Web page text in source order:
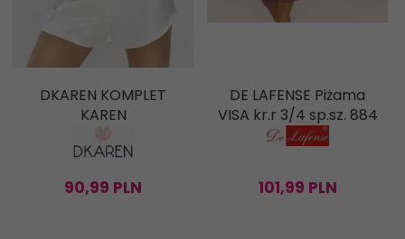
DKAREN KOMPLET
KAREN
90,99 PLN
DE LAFENSE Piżama
VISA kr.r 3/4 sp.sz. 884
101,99 PLN